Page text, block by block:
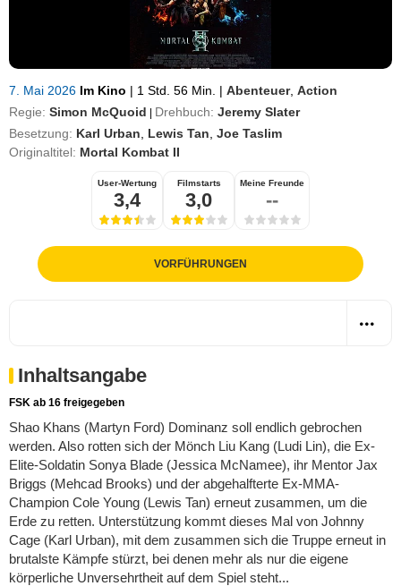
7. Mai 2026 Im Kino | 1 Std. 56 Min. | Abenteuer, Action
Regie: Simon McQuoid Drehbuch: Jeremy Slater
Besetzung: Karl Urban Lewis Tan Joe Taslim
Originaltitel: Mortal Kombat II
User-Wertung
3,4
Filmstarts
3,0
Meine Freunde
--
VORFÜHRUNGEN
Inhaltsangabe
FSK ab 16 freigegeben
Shao Khans (Martyn Ford) Dominanz soll endlich gebrochen
werden. Also rotten sich der Mönch Liu Kang (Ludi Lin), die Ex-
Elite-Soldatin Sonya Blade (Jessica McNamee), ihr Mentor Jax
Briggs (Mehcad Brooks) und der abgehalfterte Ex-MMA-
Champion Cole Young (Lewis Tan) erneut zusammen, um die
Erde zu retten. Unterstützung kommt dieses Mal von Johnny
Cage (Karl Urban), mit dem zusammen sich die Truppe erneut in
brutalste Kämpfe stürzt, bei denen mehr als nur die eigene
körperliche Unversehrtheit auf dem Spiel steht...